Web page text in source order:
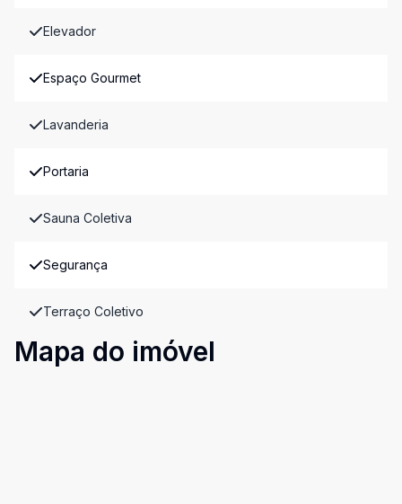
Elevador
Espaço Gourmet
Lavanderia
Portaria
Sauna Coletiva
Segurança
Terraço Coletivo
Mapa do imóvel